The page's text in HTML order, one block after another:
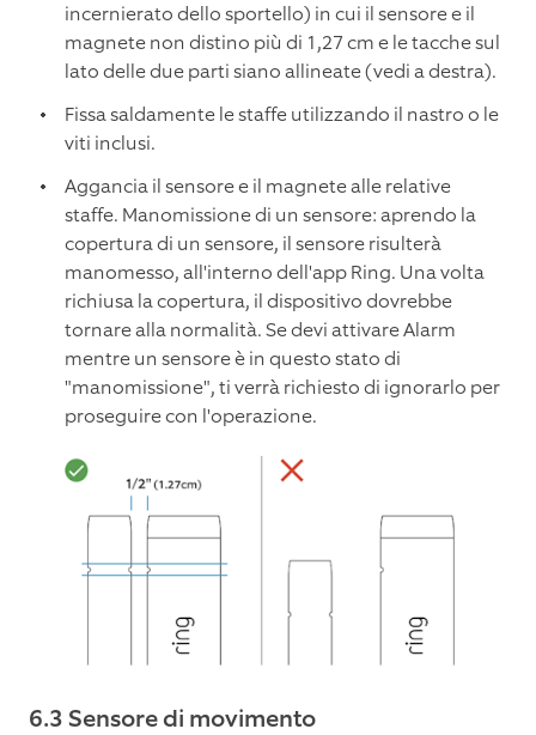
incernierato dello sportello) in cui il sensore e il
magnete non distino più di 1,27 cm e le tacche sul
lato delle due parti siano allineate (vedi a destra).
Fissa saldamente le staffe utilizzando il nastro o le
viti inclusi.
Aggancia il sensore e il magnete alle relative
staffe. Manomissione di un sensore: aprendo la
copertura di un sensore, il sensore risulterà
manomesso, all'interno dell'app Ring. Una volta
richiusa la copertura, il dispositivo dovrebbe
tornare alla normalità. Se devi attivare Alarm
mentre un sensore è in questo stato di
"manomissione", ti verrà richiesto di ignorarlo per
proseguire con l'operazione.
6.3 Sensore di movimento